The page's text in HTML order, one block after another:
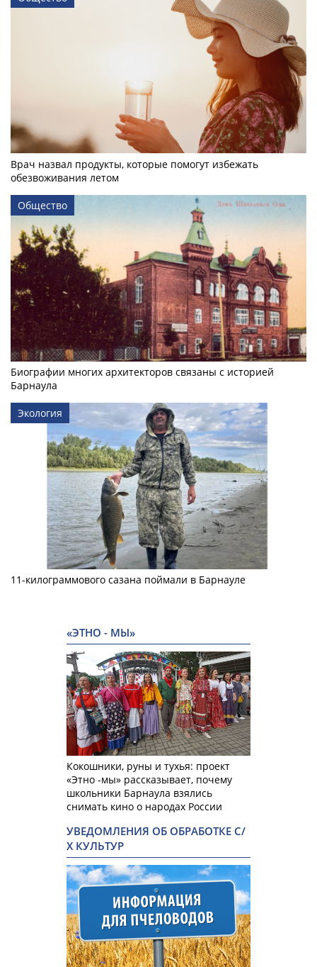
Врач назвал продукты, которые помогут избежать
обезвоживания летом
Общество
Биографии многих архитекторов связаны с историей
Барнаула
Экология
11-килограммового сазана поймали в Барнауле
«ЭТНО - МЫ»
Кокошники, руны и тухья: проект
«Этно -мы» рассказывает, почему
школьники Барнаула взялись
снимать кино о народах России
УВЕДОМЛЕНИЯ ОБ ОБРАБОТКЕ С/
Х КУЛЬТУР